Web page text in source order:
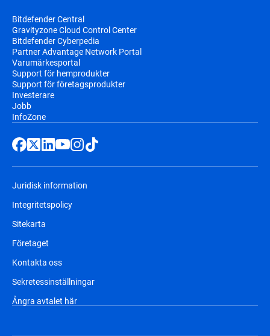
Bitdefender Central
Gravityzone Cloud Control Center
Bitdefender Cyberpedia
Partner Advantage Network Portal
Varumärkesportal
Support för hemprodukter
Support för företagsprodukter
Investerare
Jobb
InfoZone
Juridisk information
Integritetspolicy
Sitekarta
Företaget
Kontakta oss
Sekretessinställningar
Ångra avtalet här